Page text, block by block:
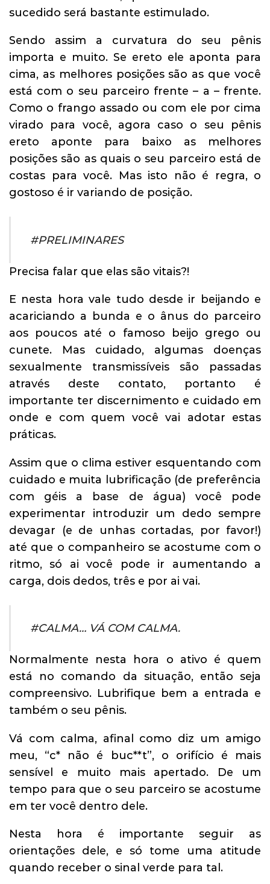
sucedido será bastante estimulado.
Sendo assim a curvatura do seu pênis
importa e muito. Se ereto ele aponta para
cima, as melhores posições são as que você
está com o seu parceiro frente – a – frente.
Como o frango assado ou com ele por cima
virado para você, agora caso o seu pênis
ereto aponte para baixo as melhores
posições são as quais o seu parceiro está de
costas para você. Mas isto não é regra, o
gostoso é ir variando de posição.
#PRELIMINARES
Precisa falar que elas são vitais?!
E nesta hora vale tudo desde ir beijando e
acariciando a bunda e o ânus do parceiro
aos poucos até o famoso beijo grego ou
cunete. Mas cuidado, algumas doenças
sexualmente transmissíveis são passadas
através deste contato, portanto é
importante ter discernimento e cuidado em
onde e com quem você vai adotar estas
práticas.
Assim que o clima estiver esquentando com
cuidado e muita lubrificação (de preferência
com géis a base de água) você pode
experimentar introduzir um dedo sempre
devagar (e de unhas cortadas, por favor!)
até que o companheiro se acostume com o
ritmo, só ai você pode ir aumentando a
carga, dois dedos, três e por ai vai.
#CALMA… VÁ COM CALMA.
Normalmente nesta hora o ativo é quem
está no comando da situação, então seja
compreensivo. Lubrifique bem a entrada e
também o seu pênis.
Vá com calma, afinal como diz um amigo
meu, “c* não é buc**t”, o orifício é mais
sensível e muito mais apertado. De um
tempo para que o seu parceiro se acostume
em ter você dentro dele.
Nesta hora é importante seguir as
orientações dele, e só tome uma atitude
quando receber o sinal verde para tal.